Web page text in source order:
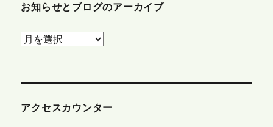
お知らせとブログのアーカイブ
お
と
アクセスカウンター